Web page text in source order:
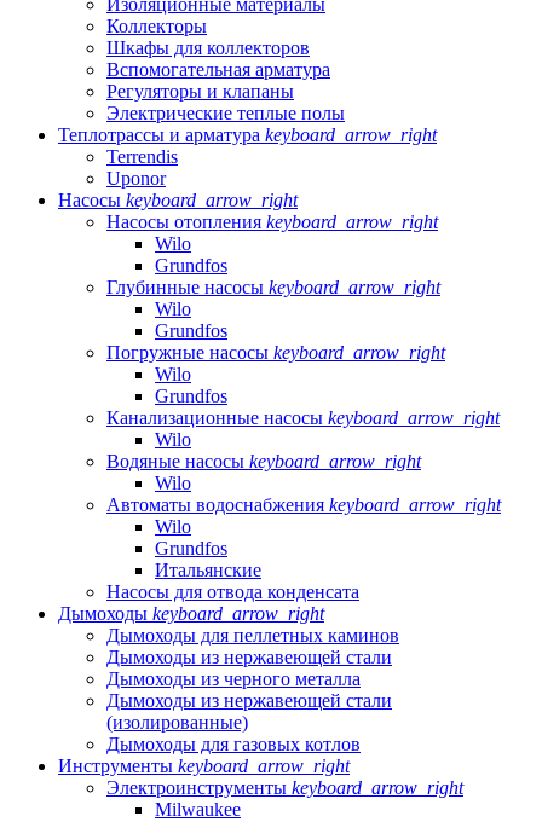
Изоляционные материалы
Коллекторы
Шкафы для коллекторов
Вспомогательная арматура
Регуляторы и клапаны
Электрические теплые полы
Теплотрассы и арматура keyboard_arrow_right
Terrendis
Uponor
Насосы keyboard_arrow_right
Насосы отопления keyboard_arrow_right
Wilo
Grundfos
Глубинные насосы keyboard_arrow_right
Wilo
Grundfos
Погружные насосы keyboard_arrow_right
Wilo
Grundfos
Канализационные насосы keyboard_arrow_right
Wilo
Водяные насосы keyboard_arrow_right
Wilo
Автоматы водоснабжения keyboard_arrow_right
Wilo
Grundfos
Итальянские
Насосы для отвода конденсата
Дымоходы keyboard_arrow_right
Дымоходы для пеллетных каминов
Дымоходы из нержавеющей стали
Дымоходы из черного металла
Дымоходы из нержавеющей стали
(изолированные)
Дымоходы для газовых котлов
Инструменты keyboard_arrow_right
Электроинструменты keyboard_arrow_right
Milwaukee